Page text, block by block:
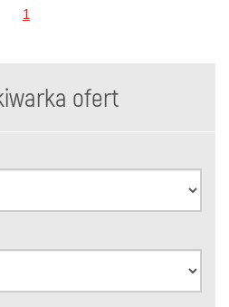
1
ofert